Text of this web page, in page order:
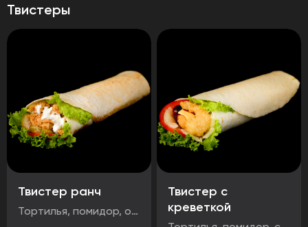
Твистеры
Твистер ранч
Тортилья, помидор, огурец маринованный, салат айсберг, стрипсы 2шт, соус чесночный
Твистер с
креветкой